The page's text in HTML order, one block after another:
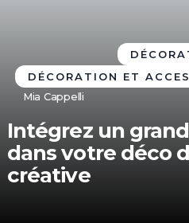
DÉCORATION ET
Mia Cappelli
Intégrez un
dans votre déco
créative